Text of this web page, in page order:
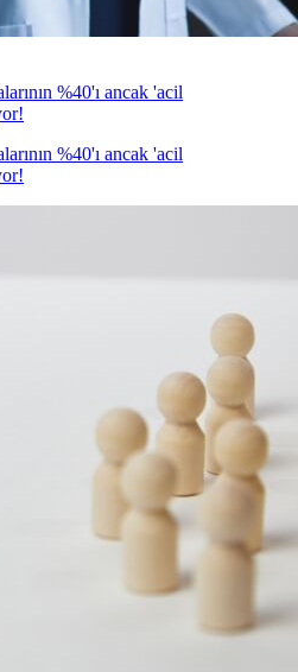
%40'ı ancak 'acil
%40'ı ancak 'acil